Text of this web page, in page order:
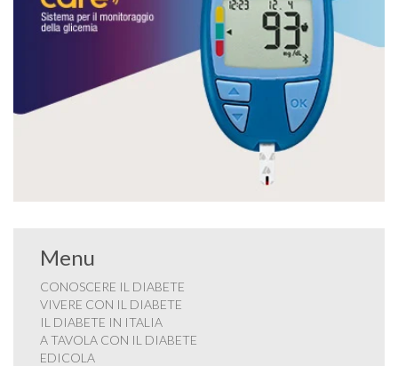
Menu
CONOSCERE IL DIABETE
VIVERE CON IL DIABETE
IL DIABETE IN ITALIA
A TAVOLA CON IL DIABETE
EDICOLA